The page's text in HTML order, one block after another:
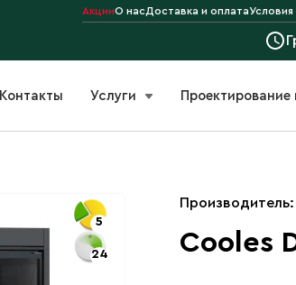
АкцииО насДоставка и оплата
Контакты Услуги Проектирование
5
24
Производитель:
Cooles